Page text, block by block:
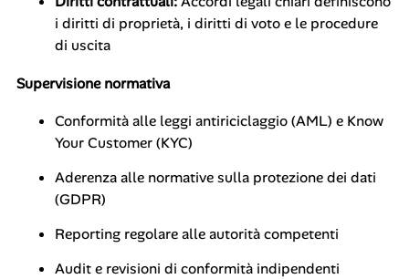
i diritti di proprietà, i diritti di voto e le procedure
di uscita
Supervisione normativa
Conformità alle leggi antiriciclaggio (AML) e Know
Your Customer (KYC)
Aderenza alle normative sulla protezione dei dati
(GDPR)
Reporting regolare alle autorità competenti
Audit e revisioni di conformità indipendenti